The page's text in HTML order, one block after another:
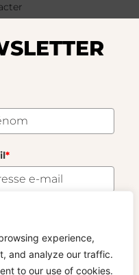
experience,
and analyze our traffic.
to our use of cookies.
La Soufflerie.
et tous les contenus sont
*
informé ? Inscrivez-vous